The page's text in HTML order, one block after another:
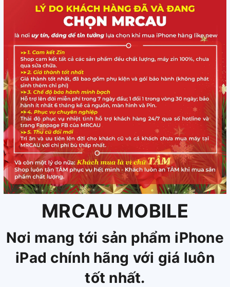
MRCAU MOBILE
Nơi mang tới sản phẩm iPhone
iPad chính hãng với giá luôn
tốt nhất.